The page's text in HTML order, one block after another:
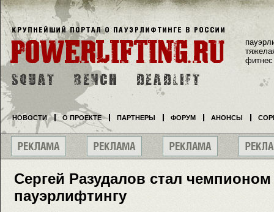
Сергей Разудалов стал
пауэрлифтингу
фитнес
НОВОСТИ О ПРОЕКТЕ ПАРТНЕРЫ ФОРУМ АНОНСЫ